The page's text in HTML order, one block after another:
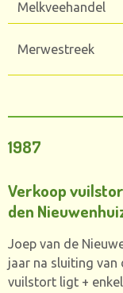
Melkveehandel
Merwestreek
1987
Verkoop
den
Joep van de
jaar na sluiting
vuilstort ligt +